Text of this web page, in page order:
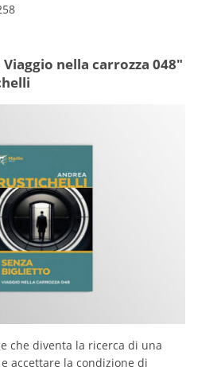
nella carrozza 048"
che diventa la ricerca di una
accettare la condizione di